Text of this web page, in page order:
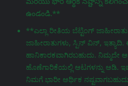
ఉండండి.**
**ಎಲ್ಲಾ ರೀತಿಯ ಬೆಟ್ಟಿಂಗ್
ಜಾಹೀರಾತುಗಳು, ಸ್ಪಿನ್ ವಿನ್,
ಹಾನಿಕಾರಕವಾಗಿರಬಹುದು. ನಿಮ್ಮದೇ
ಹೊಣೆಗಾರಿಕೆಯಲ್ಲಿ ಆಟಗಳನ್ನು ಆಡಿ.
ನಿಮಗೆ ಭಾರೀ ಆರ್ಥಿಕ